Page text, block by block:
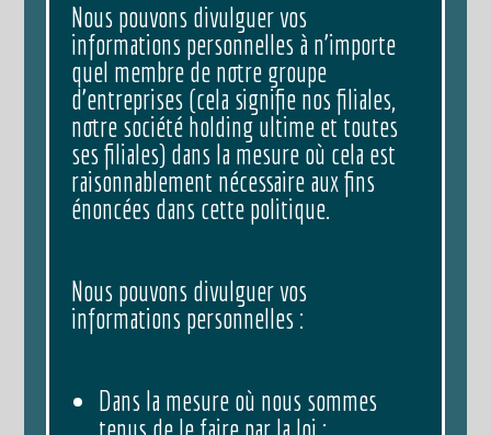
Nous pouvons divulguer vos
informations personnelles à n’importe
quel membre de notre groupe
d’entreprises (cela signifie nos filiales,
notre société holding ultime et toutes
ses filiales) dans la mesure où cela est
raisonnablement nécessaire aux fins
énoncées dans cette politique.
Nous pouvons divulguer vos
informations personnelles :
Dans la mesure où nous sommes